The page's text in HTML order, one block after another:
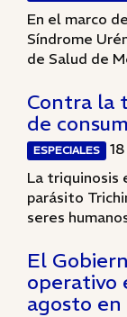
En el marco
Síndrome
de Salud de
Contra la
de
ESPECIALES
La triquinosis
parásito
seres
El
operativo
agosto